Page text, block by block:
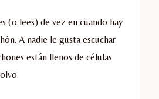
(o lees) de vez en cuando hay
A nadie le gusta escuchar
están llenos de células